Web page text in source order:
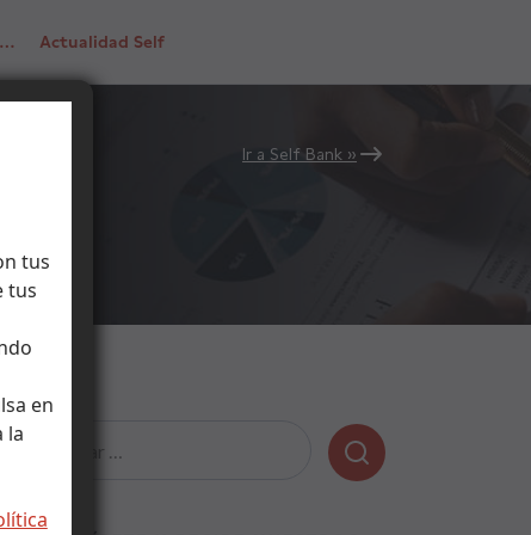
tus
tus
en
la
Actualidad Self
Ir a Self Bank »